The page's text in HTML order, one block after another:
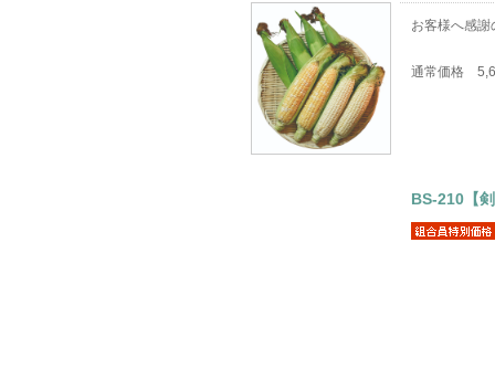
お客様へ感
通常価格
BS-210【